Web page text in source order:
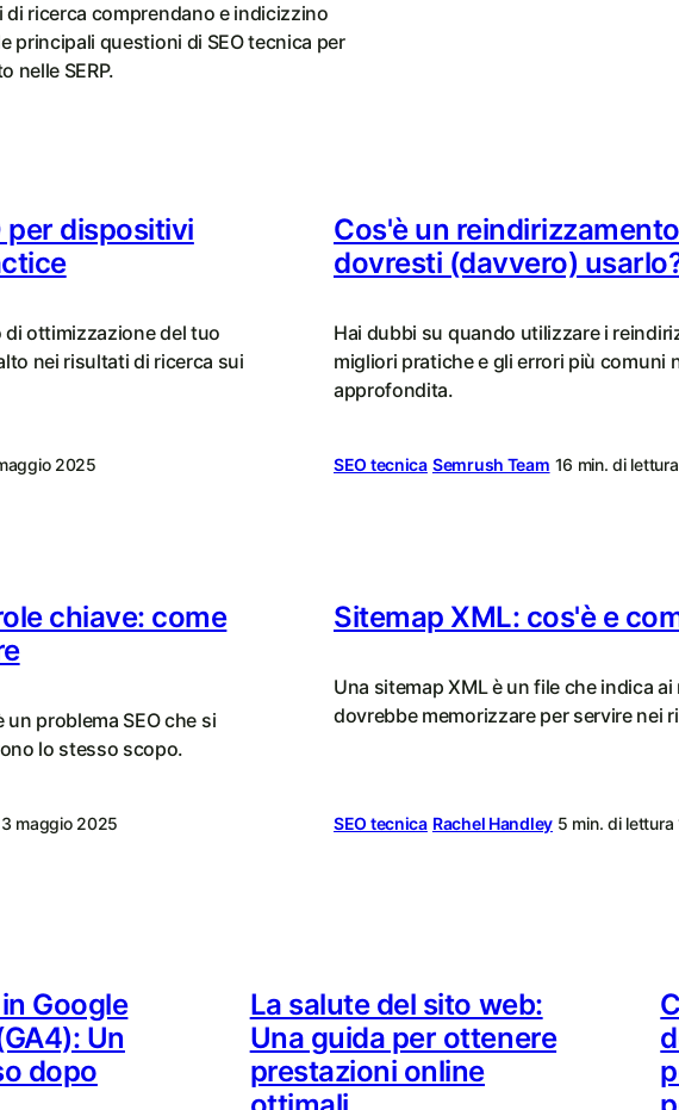
di ricerca comprendano e indicizzino
principali questioni di SEO tecnica per
nelle SERP.
per dispositivi
di ottimizzazione del tuo
nei risultati di ricerca sui
2025
Cos'è un
dovresti (davvero)
Hai dubbi su quando utilizzare i
migliori pratiche e gli errori più comuni
approfondita.
SEO tecnica Semrush Team 16 min. di lettura
chiave: come
problema SEO che si
lo stesso scopo.
maggio 2025
Sitemap XML: cos'è e
Una sitemap XML è un file che indica
dovrebbe memorizzare per servire nei
SEO tecnica Rachel Handley 5 min. di lettura
Google
Un
dopo
La salute del sito web:
Una guida per ottenere
prestazioni online